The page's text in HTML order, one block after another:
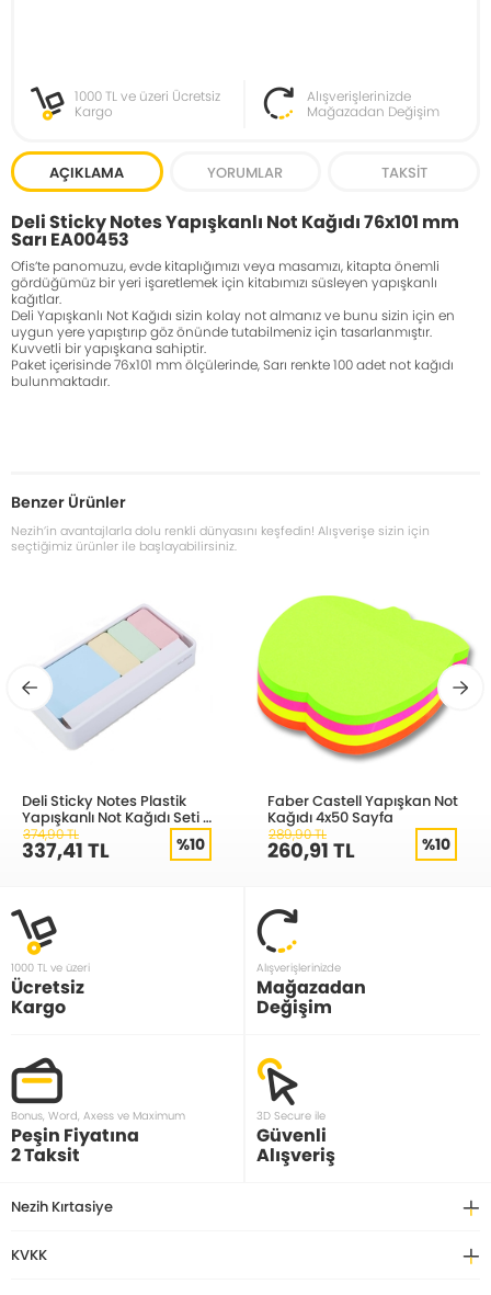
1000 TL ve üzeri Ücretsiz
Kargo
Alışverişlerinizde
Mağazadan Değişim
AÇIKLAMA YORUMLAR TAKSIT
Deli Sticky Notes Yapışkanlı Not Kağıdı 76x101 mm
Sarı EA00453
Ofis’te panomuzu, evde kitaplığımızı veya masamızı, kitapta önemli
gördüğümüz bir yeri işaretlemek için kitabımızı süsleyen yapışkanlı
kağıtlar.
Deli Yapışkanlı Not Kağıdı sizin kolay not almanız ve bunu sizin için en
uygun yere yapıştırıp göz önünde tutabilmeniz için tasarlanmıştır.
Kuvvetli bir yapışkana sahiptir.
Paket içerisinde 76x101 mm ölçülerinde, Sarı renkte 100 adet not kağıdı
bulunmaktadır.
Benzer Ürünler
Nezih’in avantajlarla dolu renkli dünyasını keşfedin! Alışverişe sizin için
seçtiğimiz ürünler ile başlayabilirsiniz.
Deli Sticky Notes Plastik
Yapışkanlı Not Kağıdı Seti 4
Renk NS116
374,90 TL
337,41 TL %10
Faber Castell Yapışkan Not
Kağıdı 4x50 Sayfa
289,90 TL
260,91 TL %10
1000 TL ve üzeri
Ücretsiz
Kargo
Alışverişlerinizde
Mağazadan
Değişim
Bonus, Word, Axess ve Maximum
Peşin Fiyatına
2 Taksit
3D Secure ile
Güvenli
Alışveriş
Nezih Kırtasiye
KVKK